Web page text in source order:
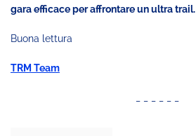
gara efficace per affrontare un ultra trail.
Buona lettura
TRM Team